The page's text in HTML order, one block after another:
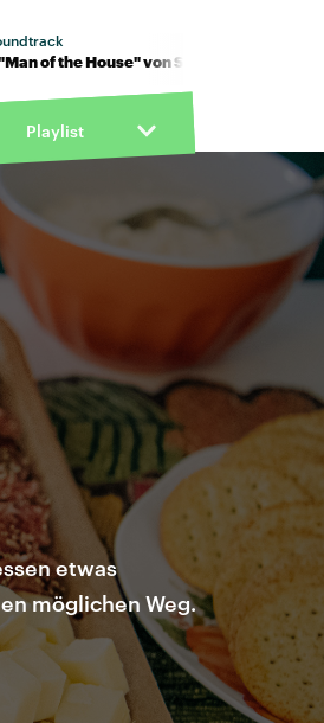
von Skye Newman · "Man of the
Playlist
etwas
möglichen Weg.